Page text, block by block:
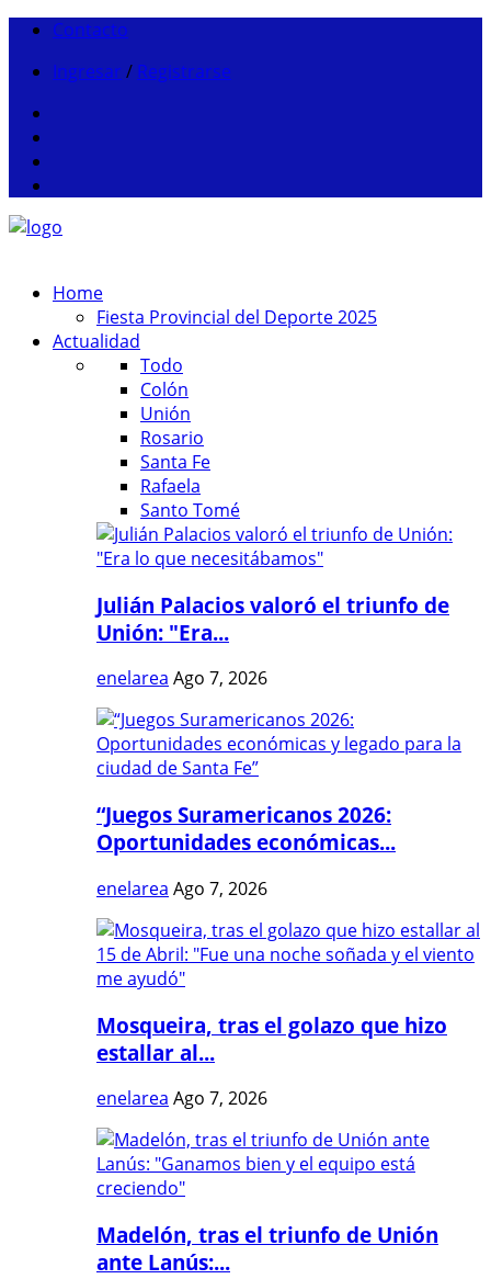
Contacto
Ingresar / Registrarse
Home
Fiesta Provincial del Deporte 2025
Actualidad
Todo
Colón
Unión
Rosario
Santa Fe
Rafaela
Santo Tomé
Julián Palacios valoró el triunfo de
Unión: "Era...
enelarea Ago 7, 2026
“Juegos Suramericanos 2026:
Oportunidades económicas...
enelarea Ago 7, 2026
Mosqueira, tras el golazo que hizo
estallar al...
enelarea Ago 7, 2026
Madelón, tras el triunfo de Unión
ante Lanús:...